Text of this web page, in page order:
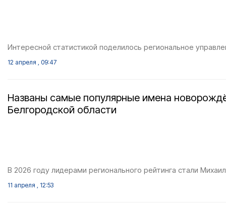
Интересной статистикой поделилось региональное
12 апреля , 09:47
Названы самые популярные имена
Белгородской области
В 2026 году лидерами регионального рейтинга стали
11 апреля , 12:53